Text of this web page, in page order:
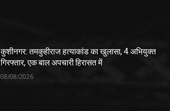
कुशीनगर: तमकुहीराज हत्याकांड का खुलासा, 4 अभियुक्त
गिरफ्तार, एक बाल अपचारी हिरासत में
08/08/2026